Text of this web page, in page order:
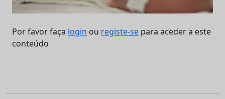
Por favor faça login ou registe-se para aceder a este
conteúdo